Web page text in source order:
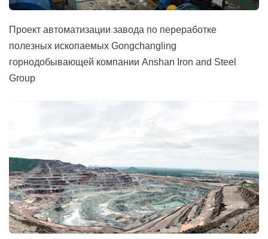
Проект автоматизации завода по переработке
полезных ископаемых Gongchangling
горнодобывающей компании Anshan Iron and Steel
Group